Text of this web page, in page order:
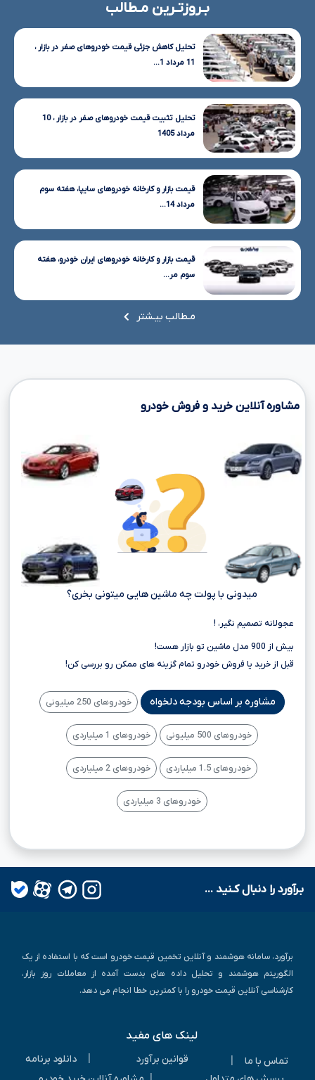
بـروزتـرین مـطالب
تحلیل کاهش جزئی قیمت خودروهای صفر در بازار ،
11 مرداد 1...
تحلیل تثبیت قیمت خودروهای صفر در بازار ، 10
مرداد 1405
قیمت بازار و کارخانه خودروهای سایپا، هفته سوم
مرداد 14...
قیمت بازار و کارخانه خودروهای ایران خودرو، هفته
سوم مر...
مـطالب بیـشتر
مشاوره آنلاین خرید و فروش خودرو
میدونی با پولت چه ماشین هایی میتونی بخری؟
عجولانه تصمیم نگیر، !
بیش از 900 مدل ماشین تو بازار هست!
قبل از خرید یا فروش خودرو تمام گزینه های ممکن رو بررسی کن!
مشاوره بر اساس بودجه دلخواه خودروهای 250 میلیونی
خودروهای 500 میلیونی خودروهای 1 میلیاردی
خودروهای 1.5 میلیاردی خودروهای 2 میلیاردی
خودروهای 3 میلیاردی
بـرآورد را دنبال کـنید ...
برآورد، سامانه هوشمند و آنلاین تخمین قیمت خودرو است که با استفاده از یک
الگوریتم هوشمند و تحلیل داده های بدست آمده از معاملات روز بازار،
کارشناسی آنلاین قیمت خودرو را با کمترین خطا انجام می دهد.
لینک های مفید
تماس با ما قوانین برآورد
دانلود برنامه